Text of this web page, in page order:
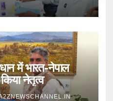
में भारत-नेपाल
नेतृत्व